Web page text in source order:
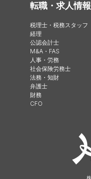
転職・求人情
税理士・税務スタッフ
経理
公認会計士
M&A・FAS
人事・労務
社会保険労務士
法務・知財
弁護士
財務
CFO